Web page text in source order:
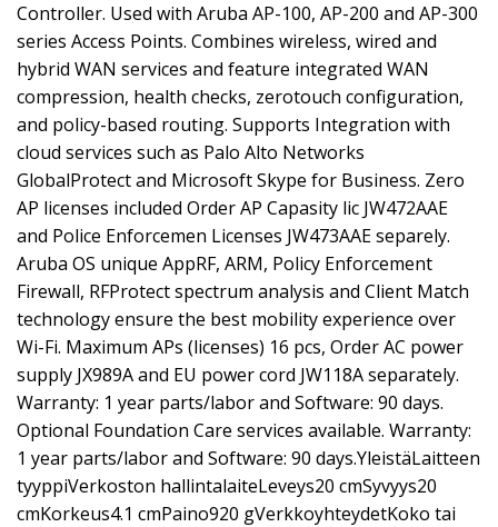
Controller. Used with Aruba AP-100, AP-200 and AP-300
series Access Points. Combines wireless, wired and
hybrid WAN services and feature integrated WAN
compression, health checks, zerotouch configuration,
and policy-based routing. Supports Integration with
cloud services such as Palo Alto Networks
GlobalProtect and Microsoft Skype for Business. Zero
AP licenses included Order AP Capasity lic JW472AAE
and Police Enforcemen Licenses JW473AAE separely.
Aruba OS unique AppRF, ARM, Policy Enforcement
Firewall, RFProtect spectrum analysis and Client Match
technology ensure the best mobility experience over
Wi-Fi. Maximum APs (licenses) 16 pcs, Order AC power
supply JX989A and EU power cord JW118A separately.
Warranty: 1 year parts/labor and Software: 90 days.
Optional Foundation Care services available. Warranty:
1 year parts/labor and Software: 90 days.YleistäLaitteen
tyyppiVerkoston hallintalaiteLeveys20 cmSyvyys20
cmKorkeus4.1 cmPaino920 gVerkkoyhteydetKoko tai